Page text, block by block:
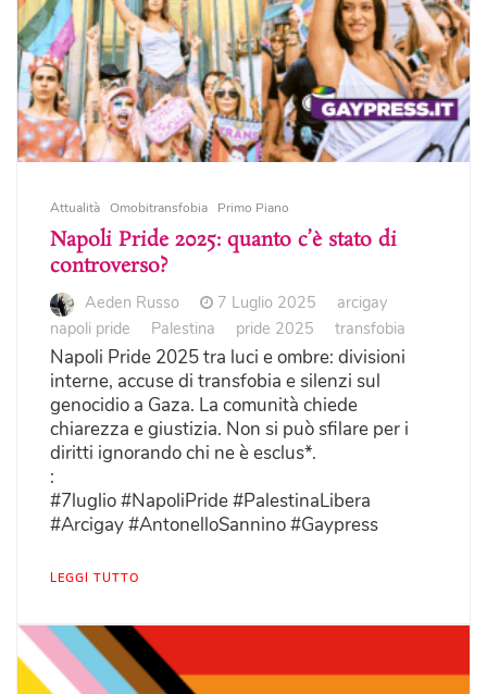
Attualità Omobitransfobia Primo Piano
Napoli Pride 2025: quanto c’è stato di
controverso?
Aeden Russo 7 Luglio 2025
arcigay
napoli pride
Palestina pride 2025 transfobia
Napoli Pride 2025 tra luci e ombre: divisioni
interne, accuse di transfobia e silenzi sul
genocidio a Gaza. La comunità chiede
chiarezza e giustizia. Non si può sfilare per i
diritti ignorando chi ne è esclus*.
:
#7luglio #NapoliPride #PalestinaLibera
#Arcigay #AntonelloSannino #Gaypress
LEGGI TUTTO